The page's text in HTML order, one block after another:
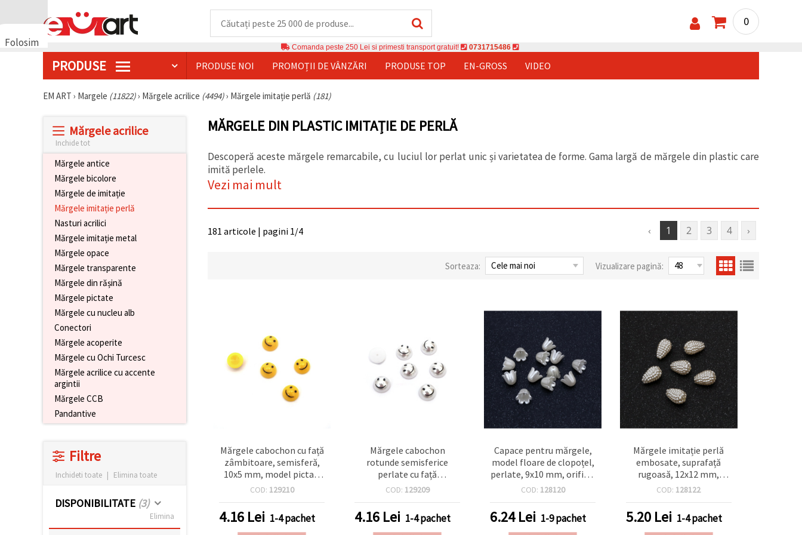
Folosim
funcționarea
dumneavoastră,
0
Comanda peste 250 Lei si primesti transport gratuit! 0731715486
PRODUSE PRODUSE NOI PROMOȚII DE VÂNZĂRI PRODUSE TOP EN-GROSS VIDEO
EM ART › Margele (11822)› Mărgele acrilice (4494)› Mărgele imitație perlă (181)
Mărgele acrilice
Inchide tot
Mărgele antice
Mărgele bicolore
Mărgele de imitație
Mărgele imitație perlă
Nasturi acrilici
Mărgele imitație metal
Mărgele opace
Mărgele transparente
Mărgele din rășină
Mărgele pictate
Mărgele cu nucleu alb
Conectori
Mărgele acoperite
Mărgele cu Ochi Turcesc
Mărgele acrilice cu accente
argintii
Mărgele CCB
Pandantive
Filtre
Inchideti toate | Elimina toate
DISPONIBILITATE (3)
Elimina
MĂRGELE DIN PLASTIC IMITAȚIE DE PERLĂ
Descoperă aceste mărgele remarcabile, cu luciul lor perlat unic și varietatea de forme. Gama largă de mărgele din plastic care
imită perlele.
Vezi mai mult
‹ 1 2 3 4 ›
181 articole | pagini 1/4
Sorteaza: Vizualizare pagină:
Mărgele cabochon cu față
zâmbitoare, semisferă,
10x5 mm, model pictat,
galben - 10 bucăți
COD: 129210
4.16 Lei 1-4 pachet
Mărgele cabochon
rotunde semisferice
perlate cu față
zâmbitoare pictată, 12x6
COD: 129209
4.16 Lei 1-4 pachet
Capace pentru mărgele,
model floare de clopoțel,
perlate, 9x10 mm, orificiu
1 mm, culoare crem - 50
COD: 128120
6.24Lei 1-9 pachet
Mărgele imitație perlă
embosate, suprafață
rugoasă, 12x12 mm,
gaură 1 mm, crem – 20 g
COD: 128122
5.20Lei 1-4 pachet